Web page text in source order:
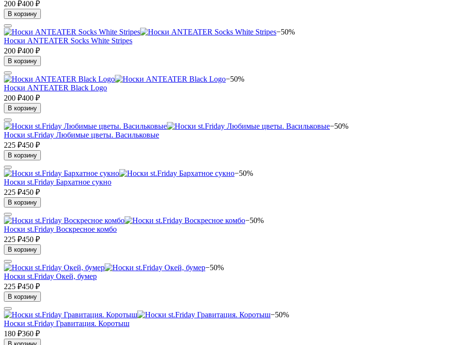
200 ₽400 ₽
В корзину
−50%
Носки ANTEATER Socks White Stripes
200 ₽400 ₽
В корзину
−50%
Носки ANTEATER Black Logo
200 ₽400 ₽
В корзину
−50%
Носки st.Friday Любимые цветы. Васильковые
225 ₽450 ₽
В корзину
−50%
Носки st.Friday Бархатное сукно
225 ₽450 ₽
В корзину
−50%
Носки st.Friday Воскресное комбо
225 ₽450 ₽
В корзину
−50%
Носки st.Friday Окей, бумер
225 ₽450 ₽
В корзину
−50%
Носки st.Friday Гравитация. Коротыш
180 ₽360 ₽